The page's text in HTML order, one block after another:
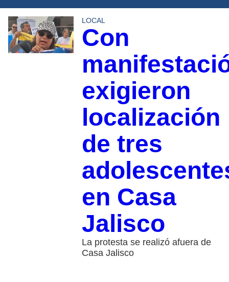
LOCAL
Con
exigieron
localización
de tres
en Casa
Jalisco
La protesta se realizó afuera de
Casa Jalisco